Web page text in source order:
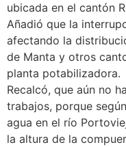
ubicada en el cantón
Añadió que la
afectando la
de Manta y otros
planta potabilizadora.
Recalcó, que aún no
trabajos, porque
agua en el río
la altura de la